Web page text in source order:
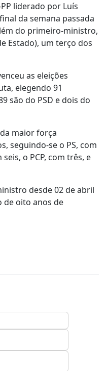
liderado por Luís
da semana passada
do primeiro-ministro,
Estado), um terço dos
as eleições
elegendo 91
são do PSD e dois do
maior força
seguindo-se o PS, com
o PCP, com três, e
desde 02 de abril
de oito anos de